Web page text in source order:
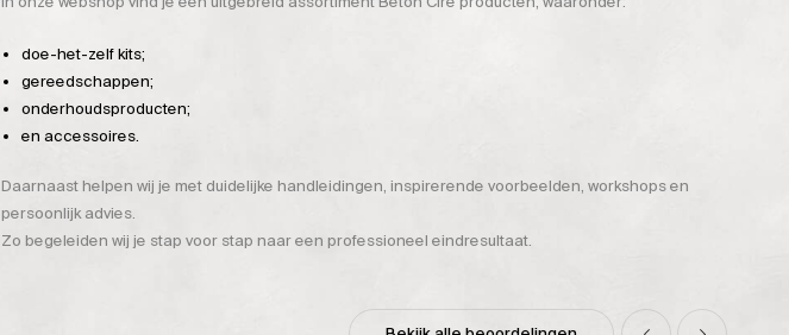
doe-het-zelf kits;
gereedschappen;
onderhoudsproducten;
en accessoires.
Daarnaast helpen wij je met duidelijke handleidingen, inspirerende voorbeelden, workshops en
persoonlijk advies.
Zo begeleiden wij je stap voor stap naar een professioneel eindresultaat.